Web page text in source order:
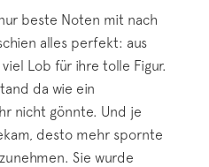
beste Noten mit nach
alles perfekt: aus
Lob für ihre tolle Figur.
da wie ein
nicht gönnte. Und je
desto mehr spornte
Sie wurde